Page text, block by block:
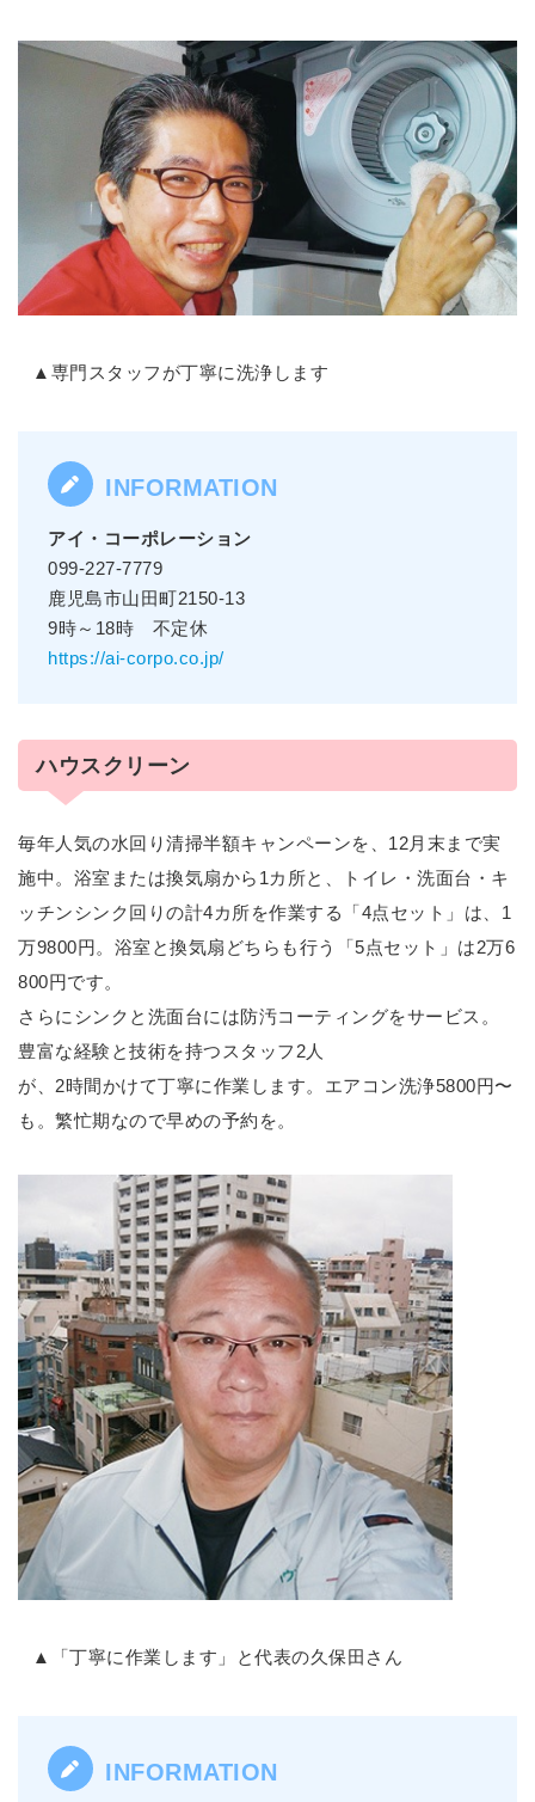
▲専門スタッフが丁寧に洗浄します
アイ・コーポレーション
099-227-7779
鹿児島市山田町2150-13
9時～18時 不定休
https://ai-corpo.co.jp/
ハウスクリーン
毎年人気の水回り清掃半額キャンペーンを、12月末まで実
施中。浴室または換気扇から1カ所と、トイレ・洗面台・キ
ッチンシンク回りの計4カ所を作業する「4点セット」は、1
万9800円。浴室と換気扇どちらも行う「5点セット」は2万6
800円です。
さらにシンクと洗面台には防汚コーティングをサービス。
豊富な経験と技術を持つスタッフ2人
が、2時間かけて丁寧に作業します。エアコン洗浄5800円〜
も。繁忙期なので早めの予約を。
▲「丁寧に作業します」と代表の久保田さん